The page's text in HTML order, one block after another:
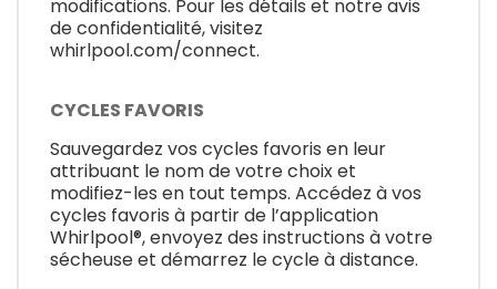
modifications. Pour les détails et notre avis
de confidentialité, visitez
whirlpool.com/connect.
CYCLES FAVORIS
Sauvegardez vos cycles favoris en leur
attribuant le nom de votre choix et
modifiez-les en tout temps. Accédez à vos
cycles favoris à partir de l’application
Whirlpool®, envoyez des instructions à votre
sécheuse et démarrez le cycle à distance.